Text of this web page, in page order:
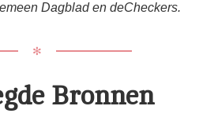
Dagblad en deCheckers.
✻
Bronnen